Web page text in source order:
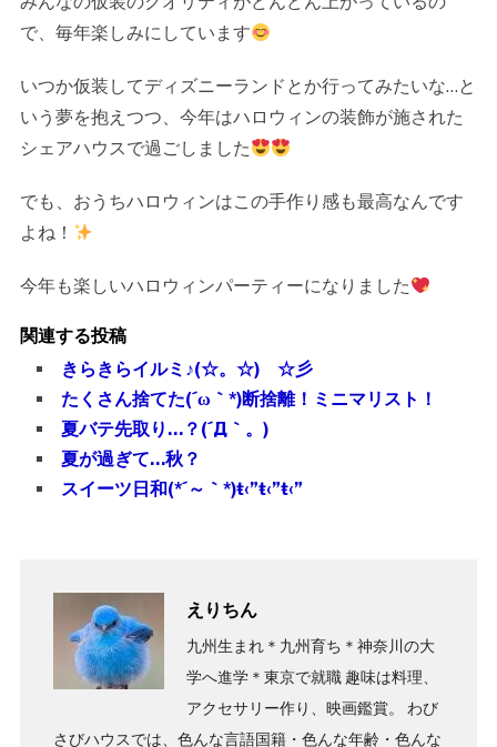
で、毎年楽しみにしています
いつか仮装してディズニーランドとか行ってみたいな…と
いう夢を抱えつつ、今年はハロウィンの装飾が施された
シェアハウスで過ごしました
でも、おうちハロウィンはこの手作り感も最高なんです
よね！
今年も楽しいハロウィンパーティーになりました
関連する投稿
きらきらイルミ♪(☆。☆) ☆彡
たくさん捨てた(´ω｀*)断捨離！ミニマリスト！
夏バテ先取り…？(´Д｀。)
夏が過ぎて…秋？
スイーツ日和(*´～｀*)ŧ‹”ŧ‹”ŧ‹”
えりちん
九州生まれ＊九州育ち＊神奈川の大
学へ進学＊東京で就職 趣味は料理、
アクセサリー作り、映画鑑賞。 わび
さびハウスでは、色んな言語国籍・色んな年齢・色んな